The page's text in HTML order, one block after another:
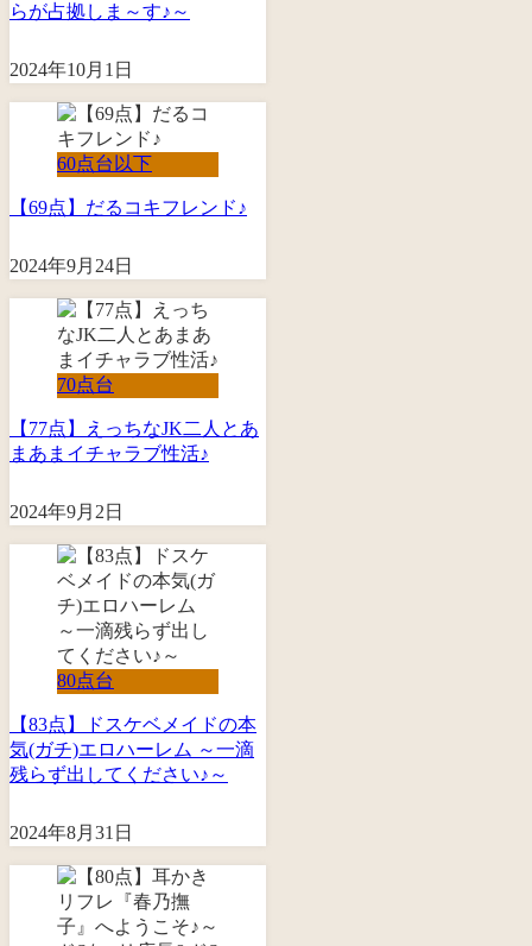
らが占拠しま～す♪～
2024年10月1日
60点台以下
【69点】だるコキフレンド♪
2024年9月24日
70点台
【77点】えっちなJK二人とあ
まあまイチャラブ性活♪
2024年9月2日
80点台
【83点】ドスケベメイドの本
気(ガチ)エロハーレム ～一滴
残らず出してください♪～
2024年8月31日